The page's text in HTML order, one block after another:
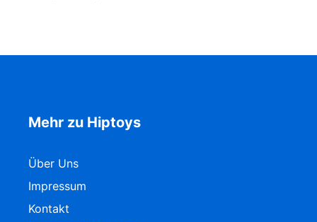
Mehr zu Hiptoys
Über Uns
Impressum
Kontakt